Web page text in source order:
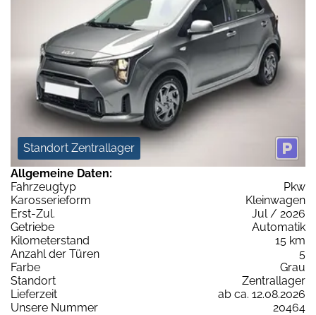
Standort Zentrallager
Allgemeine Daten:
Fahrzeugtyp
Pkw
Karosserieform
Kleinwagen
Erst-Zul.
Jul / 2026
Getriebe
Automatik
Kilometerstand
15 km
Anzahl der Türen
5
Farbe
Grau
Standort
Zentrallager
Lieferzeit
ab ca. 12.08.2026
Unsere Nummer
20464